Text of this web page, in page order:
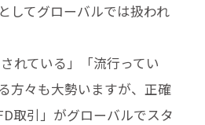
してグローバルでは扱われ
れている」「流行ってい
方々も大勢いますが、正確
取引」がグローバルでスタ